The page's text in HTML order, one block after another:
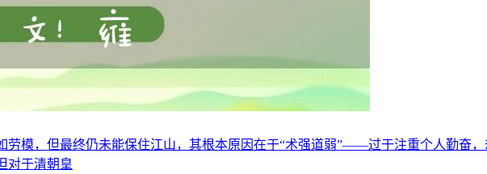
模，但最终仍未能保住江山，其根本原因在于“术强道弱”——过于注重个人勤奋
对于清朝皇